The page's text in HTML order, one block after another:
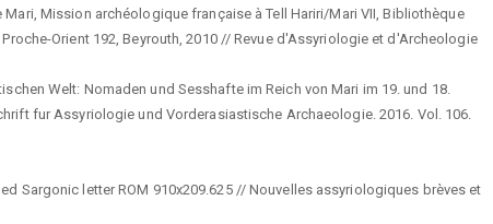
Mission archéologique française à Tell Hariri/Mari VII, Bibliothèque
Orient 192, Beyrouth, 2010 // Revue d'Assyriologie et d'Archeologie
Welt: Nomaden und Sesshafte im Reich von Mari im 19. und 18.
fur Assyriologie und Vorderasiastische Archaeologie. 2016. Vol. 106.
Sargonic letter ROM 910x209.625 // Nouvelles assyriologiques brèves et